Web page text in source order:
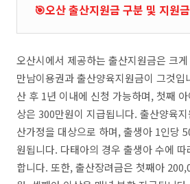
🎯오산 출산지원금 구분 및 지원
오산시에서 제공하는 출산지원금은 크
만남이용권과 출산양육지원금이 그것입
산 후 1년 이내에 신청 가능하며, 첫째
상은 300만원이 지급됩니다. 출산양육
산가정을 대상으로 하며, 출생아 1인당
원됩니다. 다태아의 경우 출생아 수에
합니다. 또한, 출산장려금은 첫째아